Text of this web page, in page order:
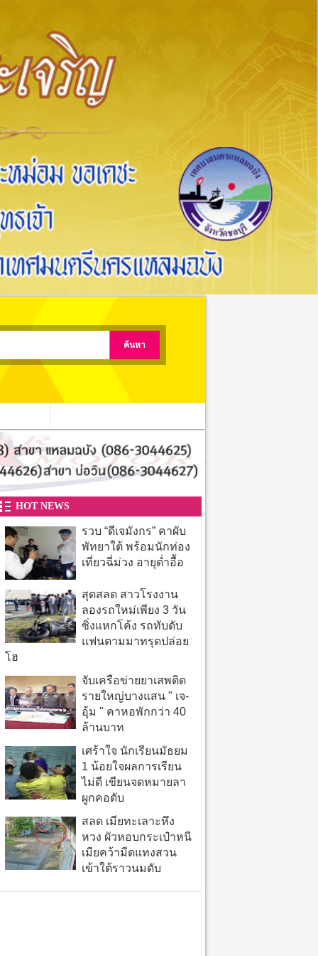
HOT NEWS
รวบ “ดีเจมังกร” คาผับ
พัทยาใต้ พร้อมนักท่อง
เที่ยวฉี่ม่วง อายุต่ำอื้อ
สุดสลด สาวโรงงาน
ลองรถใหม่เพียง 3 วัน
ซิ่งแหกโค้ง รถทับดับ
แฟนตามมาทรุดปล่อย
โฮ
จับเครือข่ายยาเสพติด
รายใหญ่บางแสน " เจ-
อุ้ม " คาหอพักกว่า 40
ล้านบาท
เศร้าใจ นักเรียนมัธยม
1 น้อยใจผลการเรียน
ไม่ดี เขียนจดหมายลา
ผูกคอดับ
สลด เมียทะเลาะหึง
หวง ผัวหอบกระเป๋าหนี
เมียคว้ามีดแทงสวน
เข้าใต้ราวนมดับ